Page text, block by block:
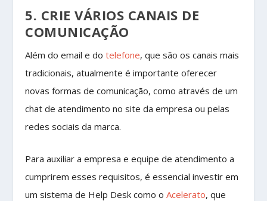
5. CRIE VÁRIOS CANAIS DE
COMUNICAÇÃO
Além do email e dotelefone, que são os canais mais
tradicionais, atualmente é importante oferecer
novas formas de comunicação, como através de um
chat de atendimento no site da empresa ou pelas
redes sociais da marca.
Para auxiliar a empresa e equipe de atendimento a
cumprirem esses requisitos, é essencial investir em
um sistema de Help Desk como oAcelerato, que